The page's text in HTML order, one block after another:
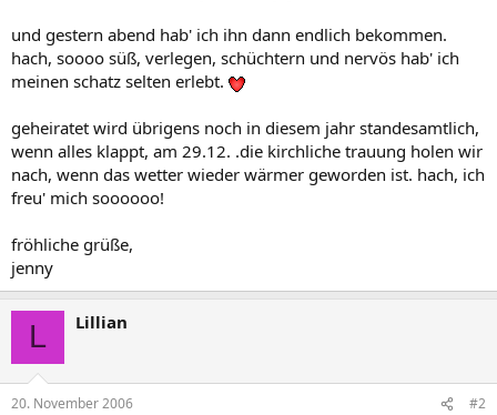
und gestern abend hab' ich ihn dann endlich bekommen.
hach, soooo süß, verlegen, schüchtern und nervös hab' ich
meinen schatz selten erlebt.
geheiratet wird übrigens noch in diesem jahr standesamtlich,
wenn alles klappt, am 29.12. .die kirchliche trauung holen wir
nach, wenn das wetter wieder wärmer geworden ist. hach, ich
freu' mich soooooo!
fröhliche grüße,
jenny
L Lillian
20. November 2006 #2